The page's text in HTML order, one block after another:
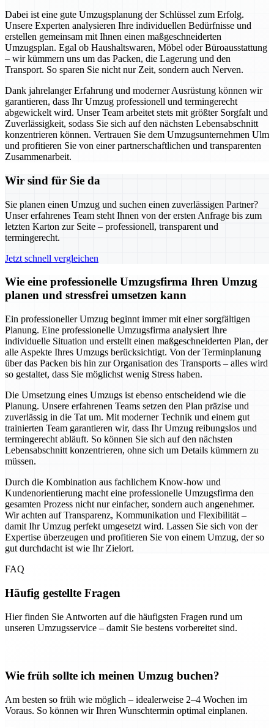
Dabei ist eine gute Umzugsplanung der Schlüssel zum Erfolg.
Unsere Experten analysieren Ihre individuellen Bedürfnisse und
erstellen gemeinsam mit Ihnen einen maßgeschneiderten
Umzugsplan. Egal ob Haushaltswaren, Möbel oder Büroausstattung
– wir kümmern uns um das Packen, die Lagerung und den
Transport. So sparen Sie nicht nur Zeit, sondern auch Nerven.
Dank jahrelanger Erfahrung und moderner Ausrüstung können wir
garantieren, dass Ihr Umzug professionell und termingerecht
abgewickelt wird. Unser Team arbeitet stets mit größter Sorgfalt und
Zuverlässigkeit, sodass Sie sich auf den nächsten Lebensabschnitt
konzentrieren können. Vertrauen Sie dem Umzugsunternehmen Ulm
und profitieren Sie von einer partnerschaftlichen und transparenten
Zusammenarbeit.
Wir sind für Sie da
Sie planen einen Umzug und suchen einen zuverlässigen Partner?
Unser erfahrenes Team steht Ihnen von der ersten Anfrage bis zum
letzten Karton zur Seite – professionell, transparent und
termingerecht.
Jetzt schnell vergleichen
Wie eine professionelle Umzugsfirma Ihren Umzug
planen und stressfrei umsetzen kann
Ein professioneller Umzug beginnt immer mit einer sorgfältigen
Planung. Eine professionelle Umzugsfirma analysiert Ihre
individuelle Situation und erstellt einen maßgeschneiderten Plan, der
alle Aspekte Ihres Umzugs berücksichtigt. Von der Terminplanung
über das Packen bis hin zur Organisation des Transports – alles wird
so gestaltet, dass Sie möglichst wenig Stress haben.
Die Umsetzung eines Umzugs ist ebenso entscheidend wie die
Planung. Unsere erfahrenen Teams setzen den Plan präzise und
zuverlässig in die Tat um. Mit moderner Technik und einem gut
trainierten Team garantieren wir, dass Ihr Umzug reibungslos und
termingerecht abläuft. So können Sie sich auf den nächsten
Lebensabschnitt konzentrieren, ohne sich um Details kümmern zu
müssen.
Durch die Kombination aus fachlichem Know-how und
Kundenorientierung macht eine professionelle Umzugsfirma den
gesamten Prozess nicht nur einfacher, sondern auch angenehmer.
Wir achten auf Transparenz, Kommunikation und Flexibilität –
damit Ihr Umzug perfekt umgesetzt wird. Lassen Sie sich von der
Expertise überzeugen und profitieren Sie von einem Umzug, der so
gut durchdacht ist wie Ihr Zielort.
FAQ
Häufig gestellte Fragen
Hier finden Sie Antworten auf die häufigsten Fragen rund um
unseren Umzugsservice – damit Sie bestens vorbereitet sind.
Wie früh sollte ich meinen Umzug buchen?
Am besten so früh wie möglich – idealerweise 2–4 Wochen im
Voraus. So können wir Ihren Wunschtermin optimal einplanen.